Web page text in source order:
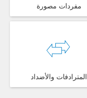
مفردات مصورة
المترادفات والأضداد